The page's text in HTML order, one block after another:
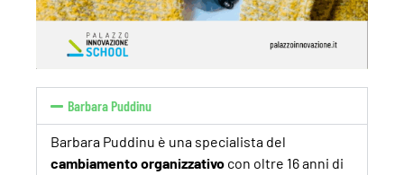
Barbara Puddinu
Barbara Puddinu è una specialista del
cambiamento organizzativo con oltre 16 anni di